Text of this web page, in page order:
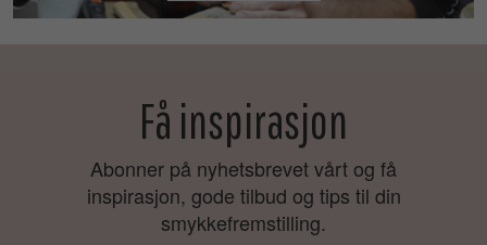
Få inspirasjon
Abonner på nyhetsbrevet vårt og få
inspirasjon, gode tilbud og tips til din
smykkefremstilling.